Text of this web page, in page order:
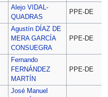
Alejo VIDAL-
QUADRAS
PPE-DE
Agustín DÍAZ DE
MERA GARCÍA
CONSUEGRA
PPE-DE
Fernando
FERNÁNDEZ
MARTÍN
PPE-DE
José Manuel